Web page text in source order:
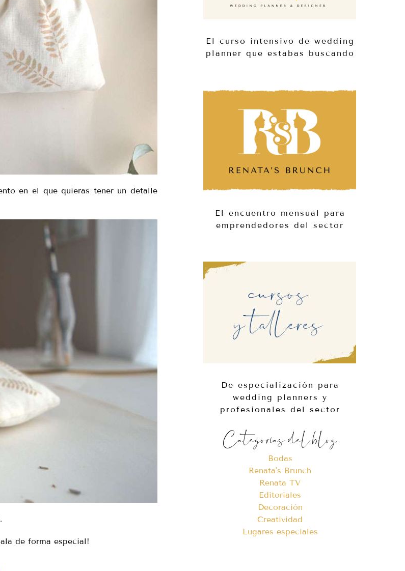
en el que quieras tener un detalle
de forma especial!
El curso intensivo de wedding
planner que estabas buscando
El encuentro mensual para
emprendedores del sector
De especialización para
wedding planners y
profesionales del sector
Categorías del blog
Bodas
Renata's Brunch
Renata TV
Editoriales
Decoración
Creatividad
Lugares especiales